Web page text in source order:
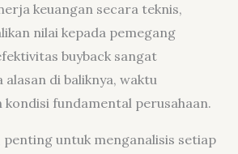
keuangan secara teknis,
nilai kepada pemegang
buyback sangat
di baliknya, waktu
kondisi fundamental perusahaan.
penting untuk menganalisis setiap